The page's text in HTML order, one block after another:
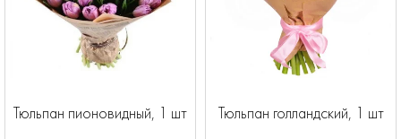
Тюльпан пионовидный, 1 шт Тюльпан голландский, 1 шт